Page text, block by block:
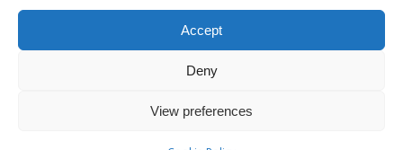
Accept
Deny
View preferences
Οποιαδήποτε κατάσταση αυξάνει την κοιλιακή πίεση (για
παράδειγμα, τέντωμα για κινήσεις του εντέρου, παρατεταμένο
κάθισμα στην τουαλέτα, διατροφή με χαμηλή περιεκτικότητα
κινδύνου για την ανάπτυξη αιμορροΐδων